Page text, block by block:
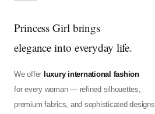
Princess Girl brings
elegance into everyday life.
We offer luxury international fashion
for every woman — refined silhouettes,
premium fabrics, and sophisticated designs